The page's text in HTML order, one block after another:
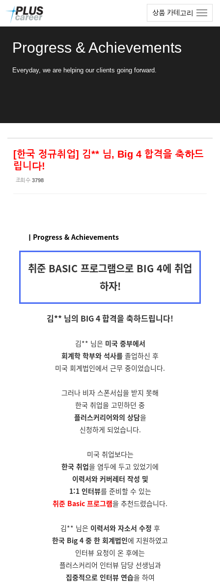
상품 카테고리
Progress & Achievements
Everyday, we are helping our clients going forward.
[한국 정규취업] 김** 님, Big 4 합격을 축하드
립니다!
조회 수 3798
ㅣProgress & Achievements
취준 BASIC 프로그램으로 BIG 4에 취업
하자!
김** 님의 BIG 4 합격을 축하드립니다!
김** 님은 미국 중부에서
회계학 학부와 석사를 졸업하신 후
미국 회계법인에서 근무 중이었습니다.
그러나 비자 스폰서십을 받지 못해
한국 취업을 고민하던 중
플러스커리어와의 상담을
신청하게 되었습니다.
미국 취업보다는
한국 취업을 염두에 두고 있었기에
이력서와 커버레터 작성 및
1:1 인터뷰를 준비할 수 있는
취준 Basic 프로그램을 추천드렸습니다.
김** 님은 이력서와 자소서 수정 후
한국 Big 4 중 한 회계법인에 지원하였고
인터뷰 요청이 온 후에는
플러스커리어 인터뷰 담당 선생님과
집중적으로 인터뷰 연습을 하여